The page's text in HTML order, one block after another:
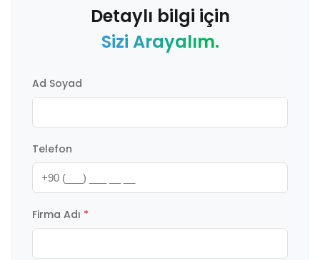
Detaylı bilgi için
Sizi Arayalım.
Ad Soyad
Telefon
Firma Adı *